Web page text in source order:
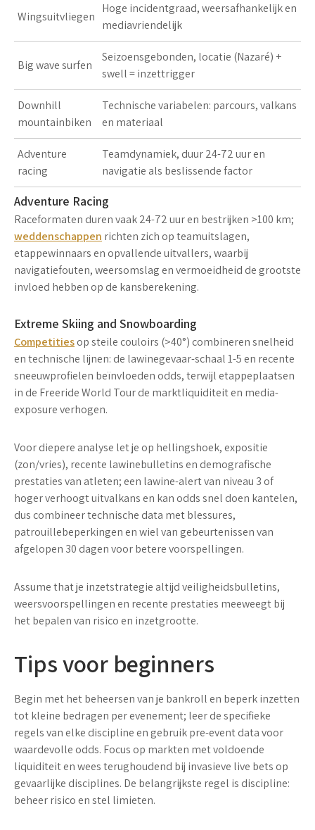
Wingsuitvliegen
Hoge incidentgraad, weersafhankelijk en
mediavriendelijk
Big wave surfen
Seizoensgebonden, locatie (Nazaré) +
swell = inzettrigger
Downhill
mountainbiken
Technische variabelen: parcours, valkans
en materiaal
Adventure
racing
Teamdynamiek, duur 24-72 uur en
navigatie als beslissende factor
Adventure Racing
Raceformaten duren vaak24-72 uuren bestrijken >100 km;
weddenschappen richten zich op teamuitslagen,
etappewinnaars en opvallende uitvallers, waarbij
navigatiefouten, weersomslag en vermoeidheid de grootste
invloed hebben op de kansberekening.
Extreme Skiing and Snowboarding
Competitiesop steile couloirs (>40°) combineren snelheid
en technische lijnen: de lawinegevaar-schaal 1-5 en recente
sneeuwprofielen beïnvloeden odds, terwijl etappeplaatsen
in de Freeride World Tour de marktliquiditeit en media-
exposure verhogen.
Voor diepere analyse let je op hellingshoek, expositie
(zon/vries), recente lawinebulletins en demografische
prestaties van atleten; een lawine-alert van niveau 3 of
hogerverhoogt uitvalkans en kan odds snel doen kantelen,
dus combineer technische data met blessures,
patrouillebeperkingen en wiel van gebeurtenissen van
afgelopen 30 dagen voor betere voorspellingen.
Assume that je inzetstrategie altijd veiligheidsbulletins,
weersvoorspellingen en recente prestaties meeweegt bij
het bepalen van risico en inzetgrootte.
Tips voor beginners
Begin met het beheersen van je bankroll en beperk inzetten
tot kleine bedragen per evenement; leer de specifieke
regels van elke discipline en gebruik pre-event data voor
waardevolle odds. Focus op markten met voldoende
liquiditeit en wees terughoudend bij invasieve live bets op
gevaarlijke disciplines. De belangrijkste regel is discipline:
beheer risico en stel limieten.